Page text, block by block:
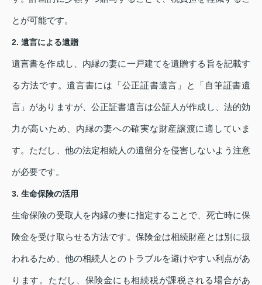
とが可能です。
2. 遺言による遺贈
遺言書を作成し、内縁の妻に一戸建てを遺贈する旨を記載す
る方法です。遺言書には「公正証書遺言」と「自筆証書遺
言」がありますが、公正証書遺言は公証人が作成し、法的効
力が高いため、内縁の妻への確実な財産譲渡に適していま
す。ただし、他の法定相続人の遺留分を侵害しないよう注意
が必要です。
3. 生命保険の活用
生命保険の受取人を内縁の妻に指定することで、死亡時に保
険金を受け取らせる方法です。保険金は相続財産とは別に扱
われるため、他の相続人とのトラブルを避けやすい利点があ
ります。ただし、保険金にも相続税が課税される場合があ